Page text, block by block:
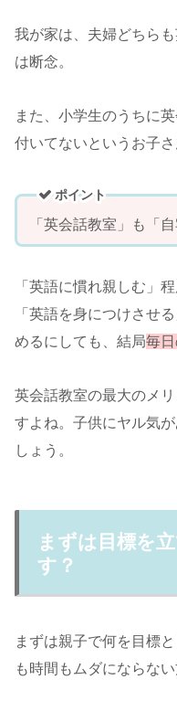
我が家は、夫婦どちら
は断念。
また、小学生のうちに
付いてないというお子さ
ポイント
「英会話教室」も「
「英語に慣れ親しむ」
「英語を身につけさせ
めるにしても、結局毎
英会話教室の最大のメ
すよね。子供にヤル気
しょう。
まずは目標を
す？
まずは親子で何を目標
も時間もムダにならな